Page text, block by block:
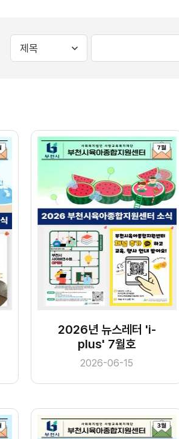
2026년 뉴스레터 'i-
plus' 7월호
2026-06-15